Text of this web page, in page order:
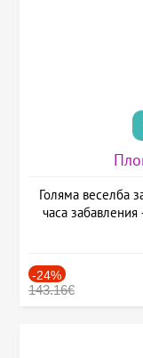
Голяма веселба
часа
-24%
143.16€